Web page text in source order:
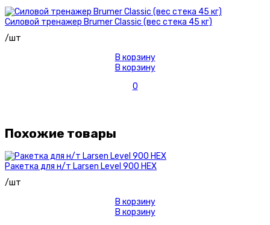
Силовой тренажер Brumer Classic (вес стека 45 кг)
/шт
В корзину
В корзину
0
Похожие товары
Ракетка для н/т Larsen Level 900 HEX
/шт
В корзину
В корзину